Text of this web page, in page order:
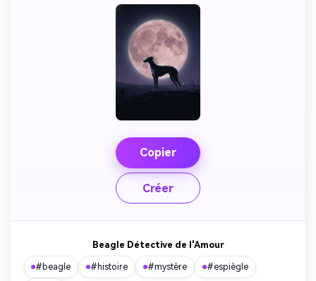
Copier
Créer
Beagle Détective de l'Amour
#beagle #histoire #mystère #espiègle